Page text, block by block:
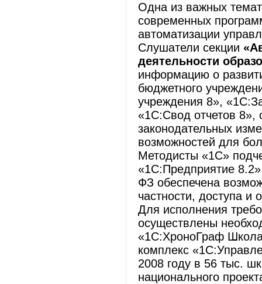
Одна из важных
современных
автоматизации
Слушатели секции
деятельности
информацию о
бюджетного
учреждения 8»,
«1С:Свод отчетов 8»,
законодательных
возможностей для
Методисты «1С»
«1С:Предприятие
ФЗ обеспечена
частности, доступа и
Для исполнения
осуществлены
«1С:ХроноГраф
комплекс
2008 году в 56 тыс.
национального